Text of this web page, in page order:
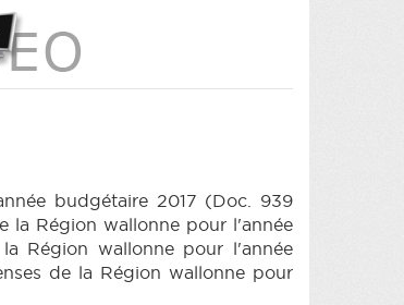
941 n1 annexe 2bis (2017-
(PDF)
4ter (2017-2018) (PDF)
5bis (2017-2018) (PDF)
(PDF)
8bis (2017-2018) (PDF)
|
941 n1 annexe 9bis (2017-
|BUDGET 941 n3 (2017-2018)
n5bis (2017-2018) (PDF)
|
budgétaire 2017 (Doc. 939
la Région wallonne pour l'année
Région wallonne pour l'année
de la Région wallonne pour